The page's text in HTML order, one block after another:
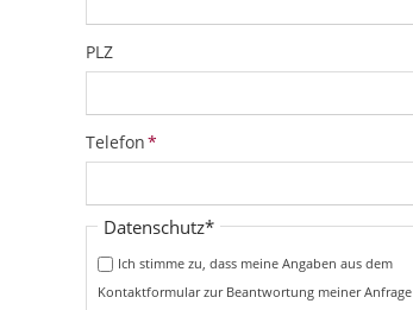
PLZ
Pflichtfeld
Telefon*
Pflichtfeld
Datenschutz*
Ich stimme zu, dass meine Angaben aus dem
Kontaktformular zur Beantwortung meiner Anfrage